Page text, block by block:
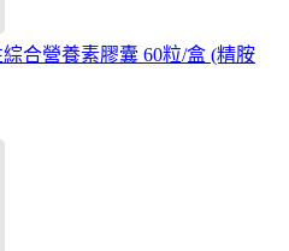
合營養素膠囊 60粒/盒 (精胺